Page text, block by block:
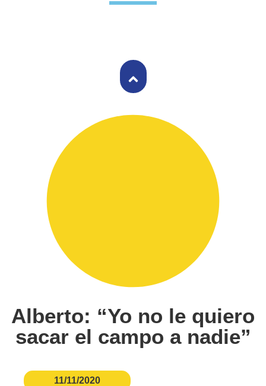
Alberto: “Yo no le quiero
sacar el campo a nadie”
11/11/2020